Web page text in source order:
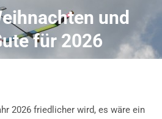
und
für 2026
2026 friedlicher wird, es wäre ein